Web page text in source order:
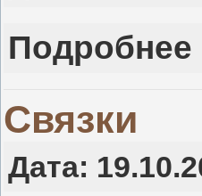
Подробнее
Связки
Дата: